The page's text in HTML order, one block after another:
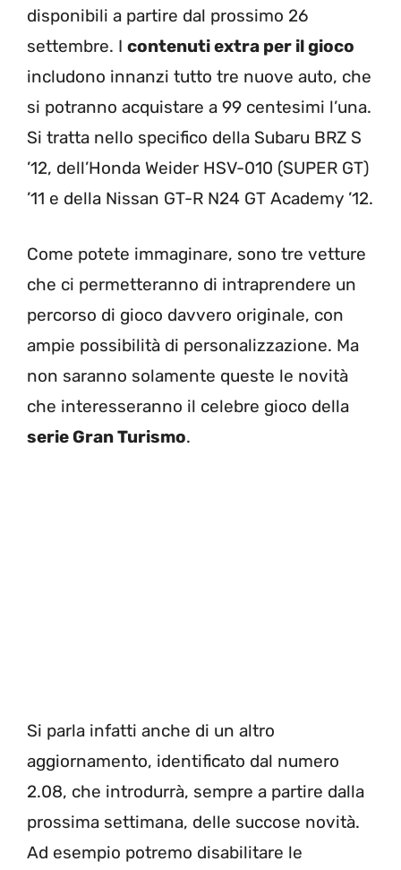
disponibili a partire dal prossimo 26
settembre. I contenuti extra per il gioco
includono innanzi tutto tre nuove auto, che
si potranno acquistare a 99 centesimi l’una.
Si tratta nello specifico della Subaru BRZ S
’12, dell’Honda Weider HSV-010 (SUPER GT)
’11 e della Nissan GT-R N24 GT Academy ’12.
Come potete immaginare, sono tre vetture
che ci permetteranno di intraprendere un
percorso di gioco davvero originale, con
ampie possibilità di personalizzazione. Ma
non saranno solamente queste le novità
che interesseranno il celebre gioco della
serie Gran Turismo.
Si parla infatti anche di un altro
aggiornamento, identificato dal numero
2.08, che introdurrà, sempre a partire dalla
prossima settimana, delle succose novità.
Ad esempio potremo disabilitare le